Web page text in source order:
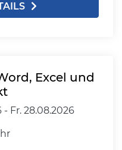
Excel und
- Fr. 28.08.2026